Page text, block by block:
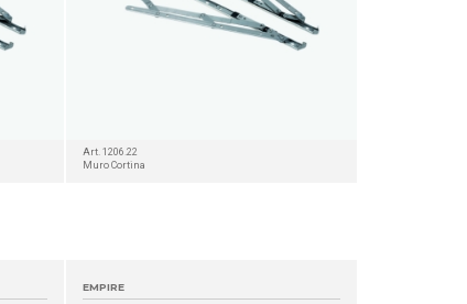
Art. 1206.22
Muro Cortina
EMPIRE